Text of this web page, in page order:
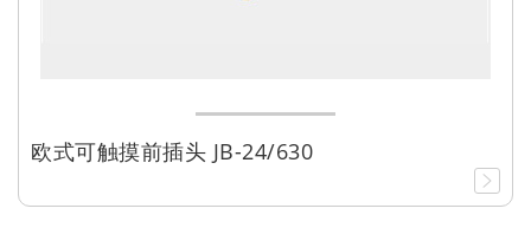
欧式可触摸前插头 JB-24/630